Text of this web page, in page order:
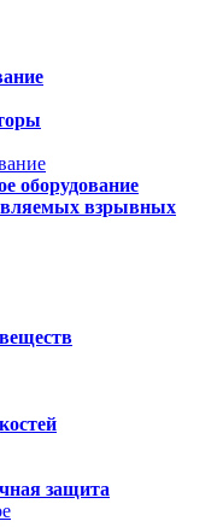
оборудование
взрывных
защита